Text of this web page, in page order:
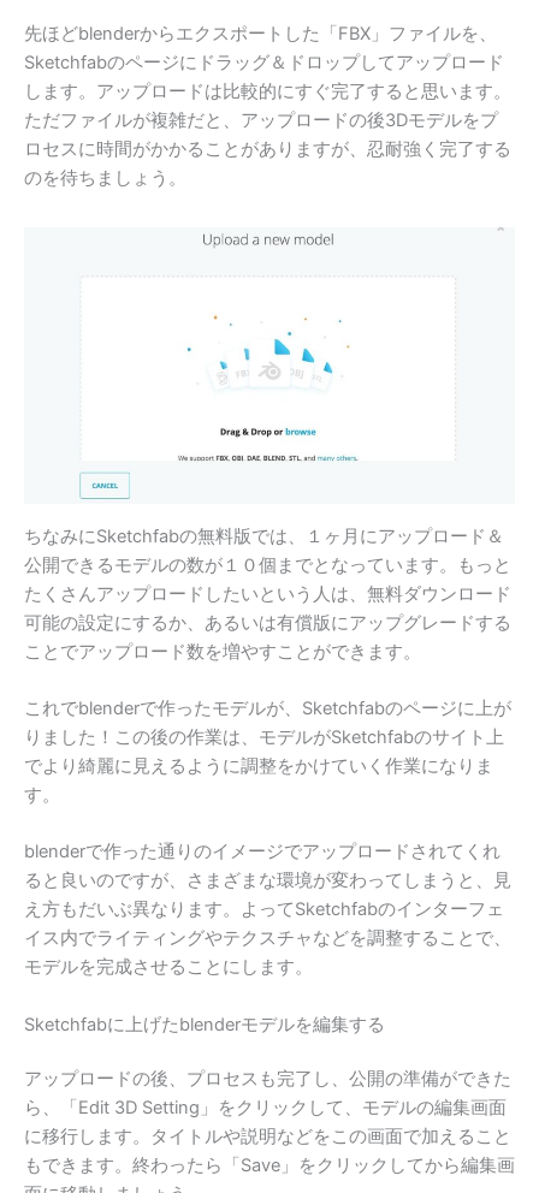
先ほどblenderからエクスポートした「FBX」ファイルを、
Sketchfabのページにドラッグ＆ドロップしてアップロード
します。アップロードは比較的にすぐ完了すると思います。
ただファイルが複雑だと、アップロードの後3Dモデルをプ
ロセスに時間がかかることがありますが、忍耐強く完了する
のを待ちましょう。
ちなみにSketchfabの無料版では、１ヶ月にアップロード＆
公開できるモデルの数が１０個までとなっています。もっと
たくさんアップロードしたいという人は、無料ダウンロード
可能の設定にするか、あるいは有償版にアップグレードする
ことでアップロード数を増やすことができます。
これでblenderで作ったモデルが、Sketchfabのページに上が
りました！この後の作業は、モデルがSketchfabのサイト上
でより綺麗に見えるように調整をかけていく作業になりま
す。
blenderで作った通りのイメージでアップロードされてくれ
ると良いのですが、さまざまな環境が変わってしまうと、見
え方もだいぶ異なります。よってSketchfabのインターフェ
イス内でライティングやテクスチャなどを調整することで、
モデルを完成させることにします。
Sketchfabに上げたblenderモデルを編集する
アップロードの後、プロセスも完了し、公開の準備ができた
ら、「Edit 3D Setting」をクリックして、モデルの編集画面
に移行します。タイトルや説明などをこの画面で加えること
もできます。終わったら「Save」をクリックしてから編集画